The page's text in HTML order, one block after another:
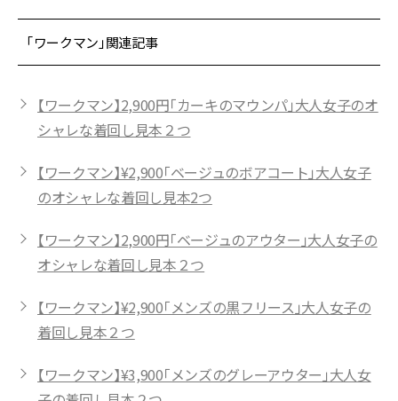
「ワークマン」関連記事
【ワークマン】2,900円「カーキのマウンパ」大人女子のオ
シャレな着回し見本２つ
【ワークマン】¥2,900「ベージュのボアコート」大人女子
のオシャレな着回し見本2つ
【ワークマン】2,900円「ベージュのアウター」大人女子の
オシャレな着回し見本２つ
【ワークマン】¥2,900「メンズの黒フリース」大人女子の
着回し見本２つ
【ワークマン】¥3,900「メンズのグレーアウター」大人女